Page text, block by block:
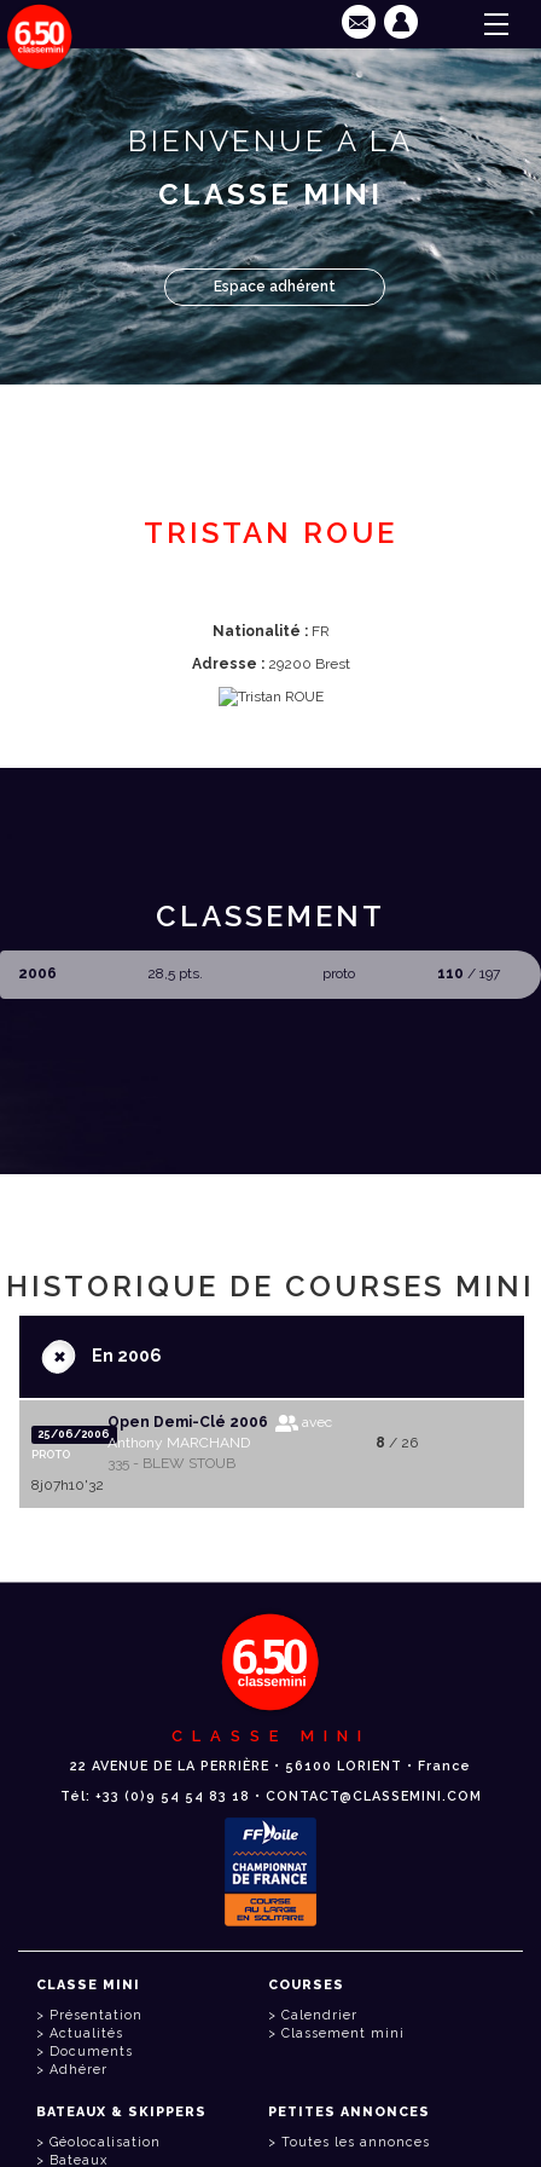
BIENVENUE À LA
CLASSE MINI
Espace adhérent
TRISTAN ROUE
Nationalité :FR
Adresse :29200 Brest
CLASSEMENT
2006 28,5 pts. proto 110 / 197
HISTORIQUE DE COURSES MINI
+En 2006
25/06/2006
PROTO
Open Demi-Clé 2006
avec
Anthony MARCHAND
335 - BLEW STOUB
8 / 26
8j07h10'32
CLASSE MINI
22 AVENUE DE LA PERRIÈRE • 56100 LORIENT • France
Tél: +33 (0)9 54 54 83 18 • CONTACT@CLASSEMINI.COM
CLASSE MINI
Présentation
Actualités
Documents
Adhérer
COURSES
Calendrier
Classement mini
BATEAUX & SKIPPERS
Géolocalisation
Bateaux
PETITES ANNONCES
Toutes les annonces